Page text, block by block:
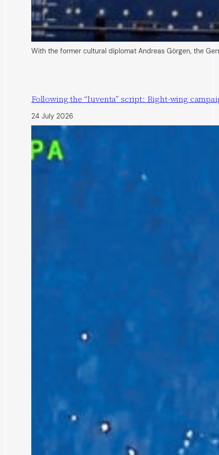
With the former cultural diplomat Andreas Görgen, the
Following the “Iuventa” script: Right-wing
24 July 2026